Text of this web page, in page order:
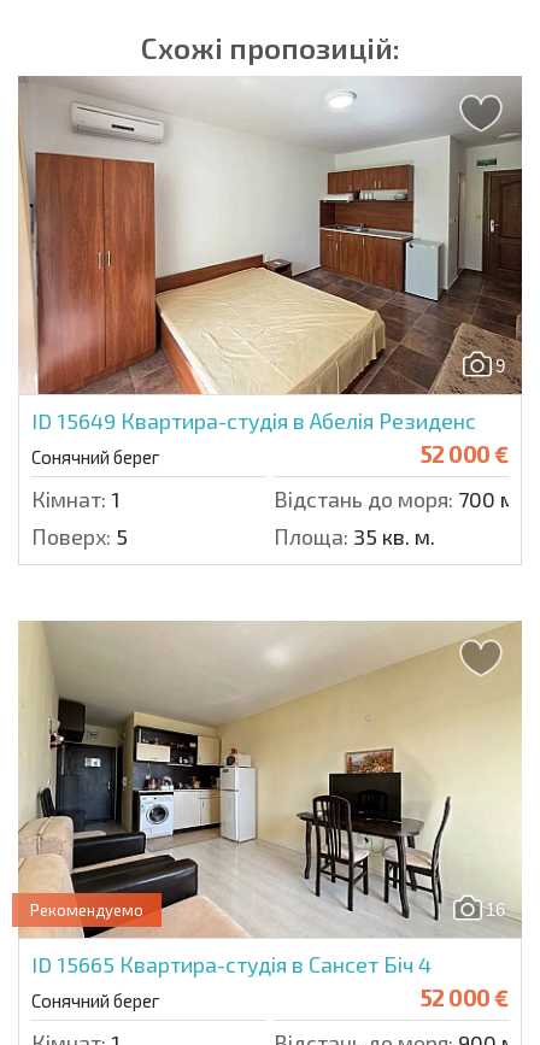
Схожі пропозицій:
9
ID 15649 Квартира-студія в Абелія Резиденс
Сонячний берег 52 000 €
Кімнат: 1 Відстань до моря: 700 м.
Поверх: 5 Площа: 35 кв. м.
16
Рекомендуемо
ID 15665 Квартира-студія в Сансет Біч 4
Сонячний берег 52 000 €